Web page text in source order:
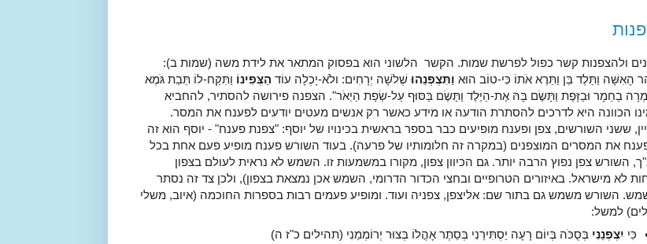
ולהצפנות קשר כפול לפרשת שמות. הקשר הלשוני הוא בפסוק המתאר את לידת משה (שמות ב):
הָאִשָּׁה וַתֵּלֶד בֵּן וַתֵּרֶא אֹתוֹ כִּי-טוֹב הוּא וַתִּצְפְּנֵהוּשְׁלשָׁה יְרָחִים: ולֹא-יָכְלָה עוֹד הַצְּפִינוֹ וַתִּקַּח-לוֹ תֵּבַת גֹּמֶא
בַחֵמָר וּבַזָּפֶת וַתָּשֶׂם בָּהּ אֶת-הַיֶּלֶד וַתָּשֶׂם בַּסּוּף עַל-שְׂפַת הַיְאֹר". הצפנה פירושה להסתיר, להחביא
הכוונה היא לדרכים להסתרת הודעה או מידע כאשר רק אנשים מעטים יודעים לפענח את המסר.
ששני השורשים, צפן ופענח מופיעים כבר בספר בראשית בכינויו של יוסף: "צפנת פענח" - יוסף הוא זה
את המסרים המוצפנים (במקרה זה חלומותיו של פרעה). בעוד השורש פענח מופיע פעם אחת בכל
השורש צפן נפוץ הרבה יותר. גם הכיוון צפון, מקורו במשמעות זו. השמש לא נראית לעולם בצפון
לא מישראל. באיזורים הטרופיים ובחצי הכדור הדרומי, השמש אכן נמצאת בצפון), ולכן צד זה נסתר
השורש משמש גם בתור שם: אליצפן, צפניה ועוד. ומופיע פעמים רבות בספרות החוכמה (איוב, משלי
למשל:
כִּי יִצְפְּנֵנִיבְּסֻכֹּה בְּיוֹם רָעָה יַסְתִּירֵנִי בְּסֵתֶר אָהֳלוֹ בְּצוּר יְרוֹמְמֵנִי (תהילים כ"ז ה)